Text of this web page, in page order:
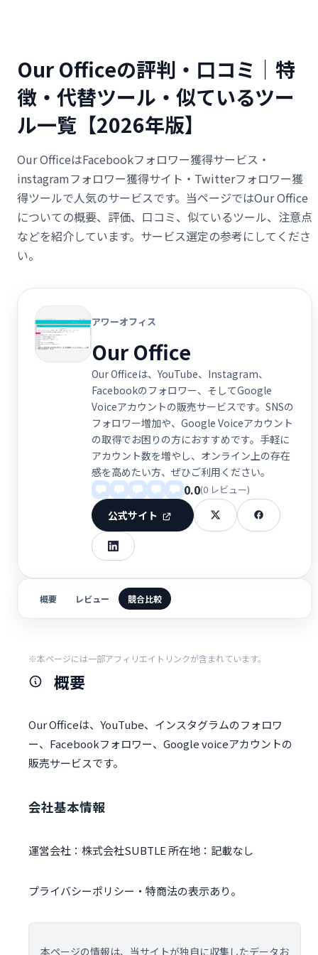
Our Officeの評判・口コミ｜特
徴・代替ツール・似ているツー
ル一覧【2026年版】
Our OfficeはFacebookフォロワー獲得サービス・
instagramフォロワー獲得サイト・Twitterフォロワー獲
得ツールで人気のサービスです。当ページではOur Office
についての概要、評価、口コミ、似ているツール、注意点
などを紹介しています。サービス選定の参考にしてくださ
い。
アワーオフィス
Our Office
Our Officeは、YouTube、Instagram、
Facebookのフォロワー、そしてGoogle
Voiceアカウントの販売サービスです。SNSの
フォロワー増加や、Google Voiceアカウント
の取得でお困りの方におすすめです。手軽に
アカウント数を増やし、オンライン上の存在
感を高めたい方、ぜひご利用ください。
0.0(0 レビュー)
公式サイト
概要 レビュー 競合比較
※本ページには一部アフィリエイトリンクが含まれています。
概要
Our Officeは、YouTube、インスタグラムのフォロワ
ー、Facebookフォロワー、Google voiceアカウントの
販売サービスです。
会社基本情報
運営会社：株式会社SUBTLE 所在地：記載なし
プライバシーポリシー・特商法の表示あり。
本ページの情報は、当サイトが独自に収集したデータお